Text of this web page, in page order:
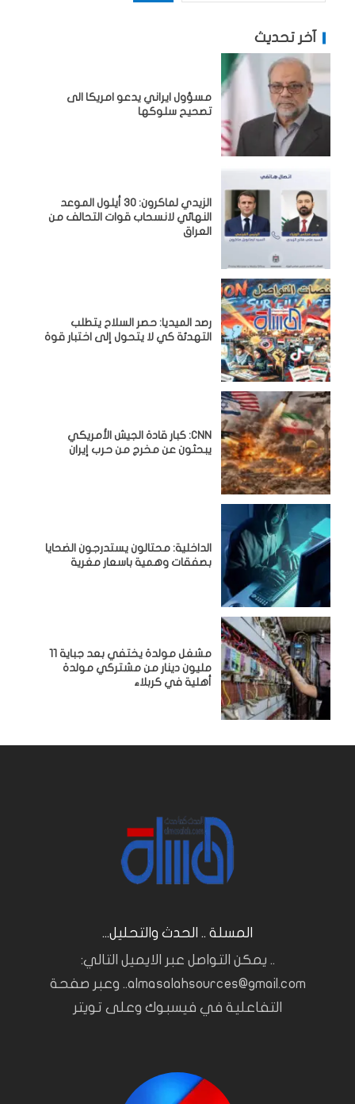
آخر تحديث
مسؤول ايراني يدعو امريكا الى
تصحيح سلوكها
الزيدي لماكرون: 30 أيلول الموعد
النهائي لانسحاب قوات التحالف من
العراق
رصد الميديا: حصر السلاح يتطلب
التهدئة كي لا يتحول إلى اختبار قوة
CNN: كبار قادة الجيش الأمريكي
يبحثون عن مخرج من حرب إيران
الداخلية: محتالون يستدرجون الضحايا
بصفقات وهمية باسعار مغرية
مشغل مولدة يختفي بعد جباية 11
مليون دينار من مشتركي مولدة
أهلية في كربلاء
المسلة .. الحدث والتحليل...
.. يمكن التواصل عبر الايميل التالي:
almasalahsources@gmail.com.. وعبر صفحة
التفاعلية في فيسبوك وعلى تويتر